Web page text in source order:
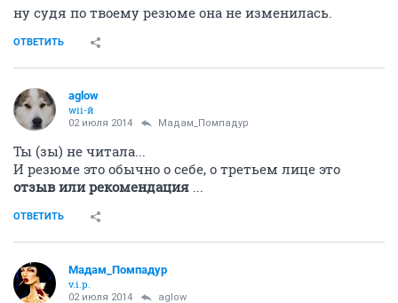
ну судя по твоему резюме она не изменилась.
ОТВЕТИТЬ
aglow
wii-й
02 июля 2014 Мадам_Помпадур
Ты (зы) не читала...
И резюме это обычно о себе, о третьем лице это
отзыв или рекомендация ...
ОТВЕТИТЬ
Мадам_Помпадур
v.i.p.
02 июля 2014 aglow